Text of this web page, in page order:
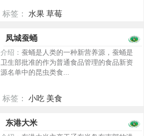
标签： 水果 草莓
凤城蚕蛹
介绍： 蚕蛹是人类的一种新营养源，蚕蛹是
卫生部批准的作为普通食品管理的食品新资
源名单中的昆虫类食...
标签： 小吃 美食
东港大米